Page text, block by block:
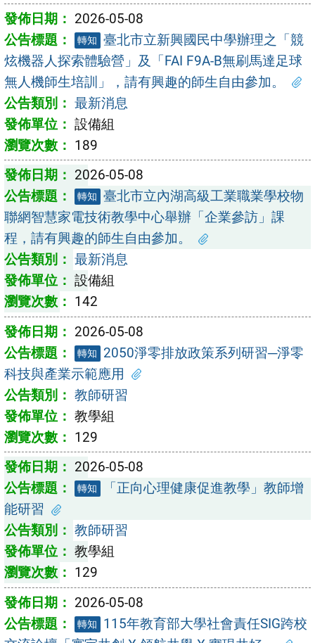
2026-05-08
轉知 臺北市立新興國民中學辦理之「競
炫機器人探索體驗營」及「FAI F9A-B無刷馬達足球
無人機師生培訓」，請有興趣的師生自由參加。
最新消息
設備組
189
2026-05-08
轉知 臺北市立內湖高級工業職業學校物
聯網智慧家電技術教學中心舉辦「企業參訪」課
程，請有興趣的師生自由參加。
最新消息
設備組
142
2026-05-08
轉知
2050淨零排放政策系列研習─淨零
科技與產業示範應用
教師研習
教學組
129
2026-05-08
轉知
「正向心理健康促進教學」教師增
能研習
教師研習
教學組
129
2026-05-08
轉知
115年教育部大學社會責任SIG跨校